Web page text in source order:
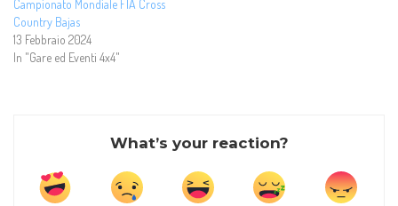
Campionato Mondiale FIA Cross
Country Bajas
13 Febbraio 2024
In "Gare ed Eventi 4x4"
What’s your reaction?